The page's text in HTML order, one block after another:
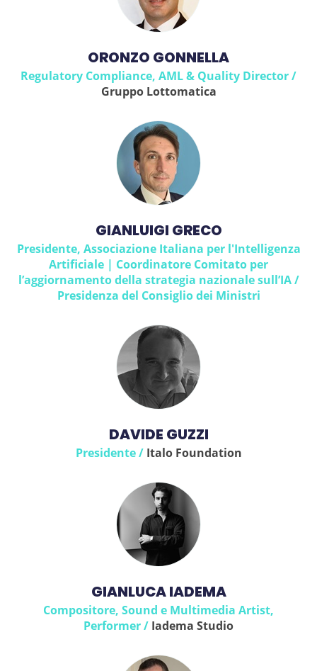
ORONZO GONNELLA
Regulatory Compliance, AML & Quality Director /
Gruppo Lottomatica
GIANLUIGI GRECO
Presidente, Associazione Italiana per l'Intelligenza
Artificiale | Coordinatore Comitato per
l’aggiornamento della strategia nazionale sull’IA /
Presidenza del Consiglio dei Ministri
DAVIDE GUZZI
Presidente / Italo Foundation
GIANLUCA IADEMA
Compositore, Sound e Multimedia Artist,
Performer / Iadema Studio